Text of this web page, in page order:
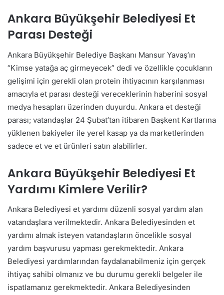
Ankara Büyükşehir Belediyesi Et
Parası Desteği
Ankara Büyükşehir Belediye Başkanı Mansur Yavaş’ın
“Kimse yatağa aç girmeyecek” dedi ve özellikle çocukların
gelişimi için gerekli olan protein ihtiyacının karşılanması
amacıyla et parası desteği vereceklerinin haberini sosyal
medya hesapları üzerinden duyurdu. Ankara et desteği
parası; vatandaşlar 24 Şubat’tan itibaren Başkent Kartlarına
yüklenen bakiyeler ile yerel kasap ya da marketlerinden
sadece et ve et ürünleri satın alabilirler.
Ankara Büyükşehir Belediyesi Et
Yardımı Kimlere Verilir?
Ankara Belediyesi et yardımı düzenli sosyal yardım alan
vatandaşlara verilmektedir. Ankara Belediyesinden et
yardımı almak isteyen vatandaşların öncelikle sosyal
yardım başvurusu yapması gerekmektedir. Ankara
Belediyesi yardımlarından faydalanabilmeniz için gerçek
ihtiyaç sahibi olmanız ve bu durumu gerekli belgeler ile
ispatlamanız gerekmektedir. Ankara Belediyesinden